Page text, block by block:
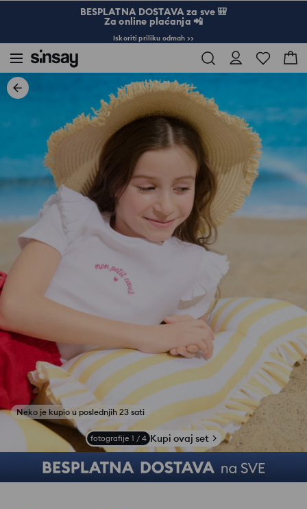
BESPLATNA DOSTAVA za sve 🎒
Za online plaćanja 📲
Iskoriti priliku odmah >>
fotografije 1 / 4 Kupi ovaj set